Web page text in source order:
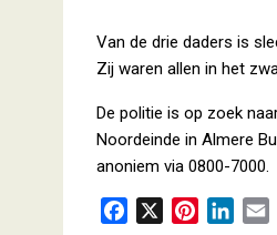
Van de drie daders is
Zij waren allen in het
De politie is op zoek
Noordeinde in Almere
anoniem via 0800-7000.